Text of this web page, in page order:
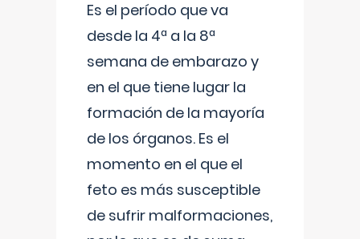
Es el período que va
desde la 4ª a la 8ª
semana de embarazo y
en el que tiene lugar la
formación de la mayoría
de los órganos. Es el
momento en el que el
feto es más susceptible
de sufrir malformaciones,